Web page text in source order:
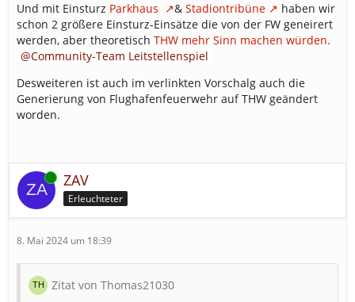
Und mit Einsturz Parkhaus & Stadiontribüne
haben wir
schon 2 größere Einsturz-Einsätze die von der FW geneirert
werden, aber theoretisch THW mehr Sinn machen würden.
Community-Team Leitstellenspiel
Desweiteren ist auch im verlinkten Vorschalg auch die
Generierung von Flughafenfeuerwehr auf THW geändert
worden.
Online ZAV
Erleuchteter
8. Mai 2024 um 18:39
Zitat von Thomas21030